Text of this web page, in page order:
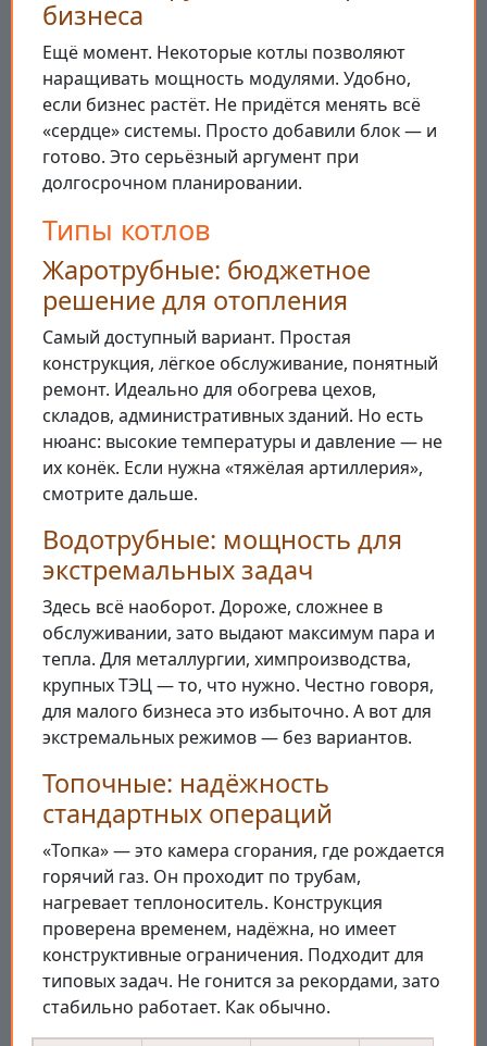
бизнеса
Ещё момент. Некоторые котлы позволяют
наращивать мощность модулями. Удобно,
если бизнес растёт. Не придётся менять всё
«сердце» системы. Просто добавили блок — и
готово. Это серьёзный аргумент при
долгосрочном планировании.
Типы котлов
Жаротрубные: бюджетное
решение для отопления
Самый доступный вариант. Простая
конструкция, лёгкое обслуживание, понятный
ремонт. Идеально для обогрева цехов,
складов, административных зданий. Но есть
нюанс: высокие температуры и давление — не
их конёк. Если нужна «тяжёлая артиллерия»,
смотрите дальше.
Водотрубные: мощность для
экстремальных задач
Здесь всё наоборот. Дороже, сложнее в
обслуживании, зато выдают максимум пара и
тепла. Для металлургии, химпроизводства,
крупных ТЭЦ — то, что нужно. Честно говоря,
для малого бизнеса это избыточно. А вот для
экстремальных режимов — без вариантов.
Топочные: надёжность
стандартных операций
«Топка» — это камера сгорания, где рождается
горячий газ. Он проходит по трубам,
нагревает теплоноситель. Конструкция
проверена временем, надёжна, но имеет
конструктивные ограничения. Подходит для
типовых задач. Не гонится за рекордами, зато
стабильно работает. Как обычно.